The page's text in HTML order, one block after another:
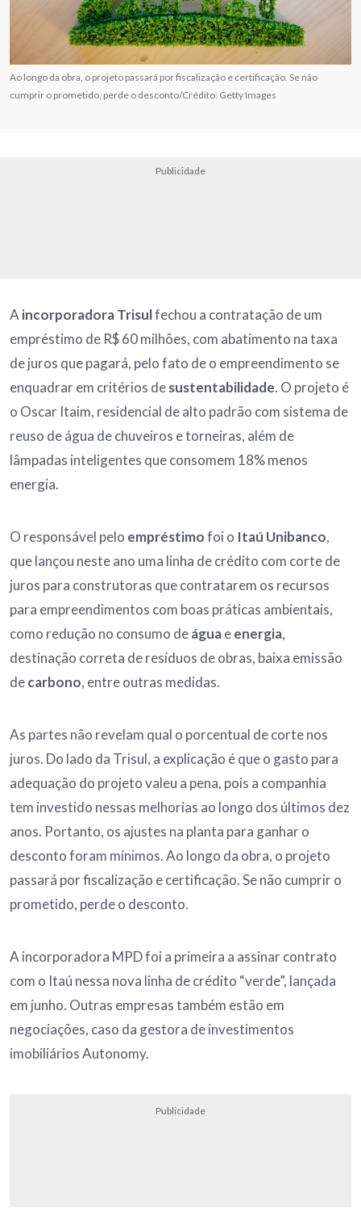
Ao longo da obra, o projeto passará por fiscalização e certificação. Se não
cumprir o prometido, perde o desconto/Crédito: Getty Images
Publicidade
A incorporadoraTrisulfechou a contratação de um
empréstimo de R$ 60 milhões, com abatimento na taxa
de juros que pagará, pelo fato de o empreendimento se
enquadrar em critérios desustentabilidade. O projeto é
o Oscar Itaim, residencial de alto padrão com sistema de
reuso de água de chuveiros e torneiras, além de
lâmpadas inteligentes que consomem 18% menos
energia.
O responsável pelo empréstimofoi o Itaú Unibanco,
que lançou neste ano uma linha de crédito com corte de
juros para construtoras que contratarem os recursos
para empreendimentos com boas práticas ambientais,
como redução no consumo deáguaeenergia,
destinação correta de resíduos de obras, baixa emissão
decarbono, entre outras medidas.
As partes não revelam qual o porcentual de corte nos
juros. Do lado da Trisul, a explicação é que o gasto para
adequação do projeto valeu a pena, pois a companhia
tem investido nessas melhorias ao longo dos últimos dez
anos. Portanto, os ajustes na planta para ganhar o
desconto foram mínimos. Ao longo da obra, o projeto
passará por fiscalização e certificação. Se não cumprir o
prometido, perde o desconto.
A incorporadora MPD foi a primeira a assinar contrato
com o Itaú nessa nova linha de crédito “verde”, lançada
em junho. Outras empresas também estão em
negociações, caso da gestora de investimentos
imobiliários Autonomy.
Publicidade